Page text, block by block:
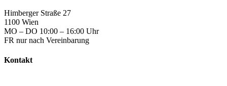
Himberger Straße 27
1100 Wien
MO – DO 10:00 – 16:00 Uhr
FR nur nach Vereinbarung
Kontakt